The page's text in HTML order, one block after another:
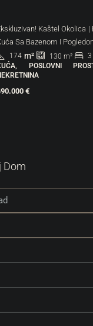
Kaštel Okolica
Sa Bazenom I
174 m² 130 m² 3
POSLOVNI
€
Dom